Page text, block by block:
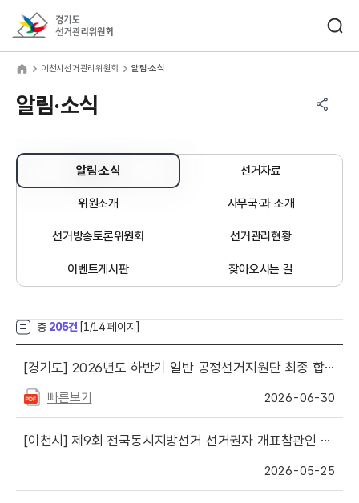
이천시선거관리위원회 알림·소식
알림·소식
알림·소식 선거자료
위원소개 사무국·과 소개
선거방송토론위원회 선거관리현황
이벤트게시판 찾아오시는 길
총 205건 [1 /14 페이지]
[경기도] 2026년도 하반기 일반 공정선거지원단 최종 합격자 명단 게시
빠른보기 2026-06-30
[이천시] 제9회 전국동시지방선거 선거권자 개표참관인 선정자 명단
2026-05-25